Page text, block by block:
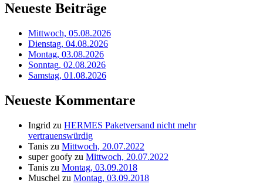
Neueste Beiträge
Mittwoch, 05.08.2026
Dienstag, 04.08.2026
Montag, 03.08.2026
Sonntag, 02.08.2026
Samstag, 01.08.2026
Neueste Kommentare
Ingrid zu HERMES Paketversand nicht mehr
vertrauenswürdig
Tanis zu Mittwoch, 20.07.2022
super goofy zu Mittwoch, 20.07.2022
Tanis zu Montag, 03.09.2018
Muschel zu Montag, 03.09.2018